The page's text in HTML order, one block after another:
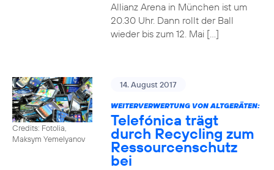
Allianz Arena in München ist um
20.30 Uhr. Dann rollt der Ball
wieder bis zum 12. Mai […]
Credits: Fotolia,
Maksym Yemelyanov
14. August 2017
WEITERVERWERTUNG VON ALTGERÄTEN:
Telefónica trägt
durch Recycling zum
Ressourcenschutz
bei